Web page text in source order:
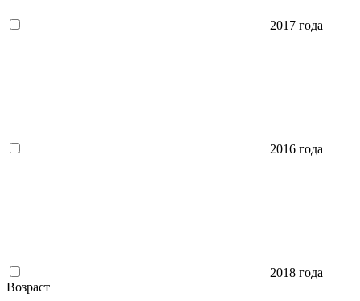
2017 года
2016 года
2018 года
Возраст